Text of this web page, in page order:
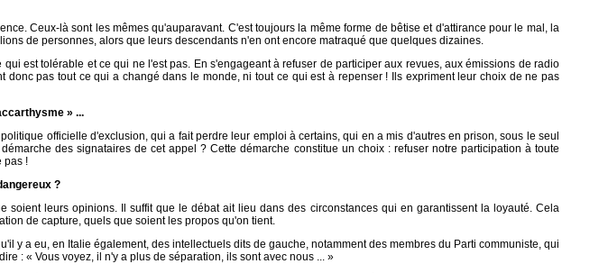
Ceux-là sont les mêmes qu'auparavant. C'est toujours la même forme de bêtise et d'attirance pour le mal, la
de personnes, alors que leurs descendants n'en ont encore matraqué que quelques dizaines.
est tolérable et ce qui ne l'est pas. En s'engageant à refuser de participer aux revues, aux émissions de radio
pas tout ce qui a changé dans le monde, ni tout ce qui est à repenser ! Ils expriment leur choix de ne pas
» ...
officielle d'exclusion, qui a fait perdre leur emploi à certains, qui en a mis d'autres en prison, sous le seul
des signataires de cet appel ? Cette démarche constitue un choix : refuser notre participation à toute
pas !
?
leurs opinions. Il suffit que le débat ait lieu dans des circonstances qui en garantissent la loyauté. Cela
de capture, quels que soient les propos qu'on tient.
y a eu, en Italie également, des intellectuels dits de gauche, notamment des membres du Parti communiste, qui
: « Vous voyez, il n'y a plus de séparation, ils sont avec nous ... »